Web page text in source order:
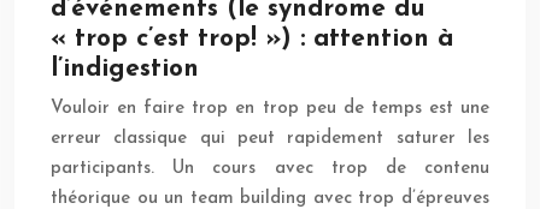
d’événements (le syndrome du
« trop c’est trop! ») : attention à
l’indigestion
Vouloir en faire trop en trop peu de temps est une
erreur classique qui peut rapidement saturer les
participants. Un cours avec trop de contenu
théorique ou un team building avec trop d’épreuves